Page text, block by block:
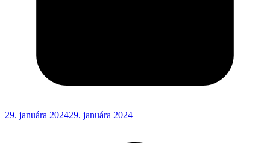
29. januára 202429. januára 2024